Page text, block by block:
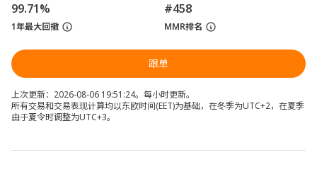
99.71%
1年最大回撤
#458
MMR排名
跟单
上次更新：2026-08-06 19:51:24。每小时更新。
所有交易和交易表现计算均以东欧时间(EET)为基础，在冬季为UTC+2，在夏季
由于夏令时调整为UTC+3。